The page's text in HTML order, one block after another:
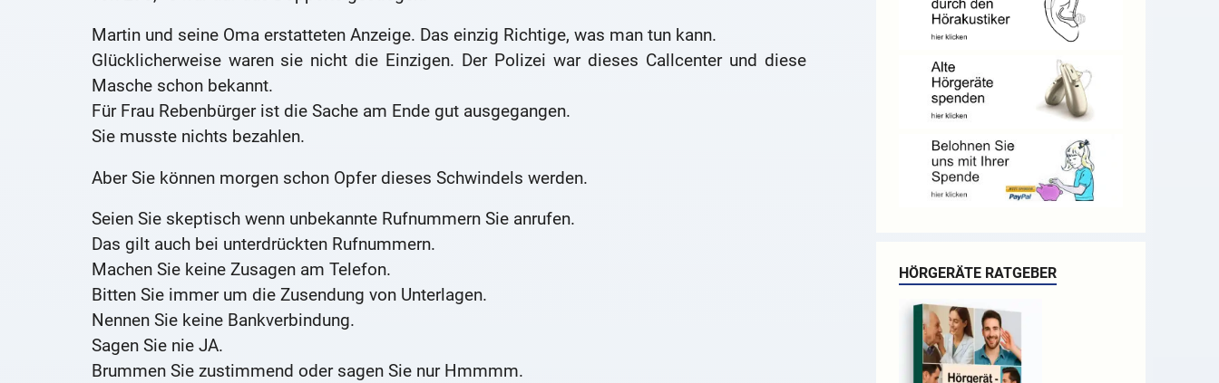
Martin und seine Oma erstatteten Anzeige. Das einzig Richtige, was man tun kann.
Glücklicherweise waren sie nicht die Einzigen. Der Polizei war dieses Callcenter und diese
Masche schon bekannt.
Für Frau Rebenbürger ist die Sache am Ende gut ausgegangen.
Sie musste nichts bezahlen.
Aber Sie können morgen schon Opfer dieses Schwindels werden.
Seien Sie skeptisch wenn unbekannte Rufnummern Sie anrufen.
Das gilt auch bei unterdrückten Rufnummern.
Machen Sie keine Zusagen am Telefon.
Bitten Sie immer um die Zusendung von Unterlagen.
Nennen Sie keine Bankverbindung.
Sagen Sie nie JA.
Brummen Sie zustimmend oder sagen Sie nur Hmmmm.
HÖRGERÄTE RATGEBER